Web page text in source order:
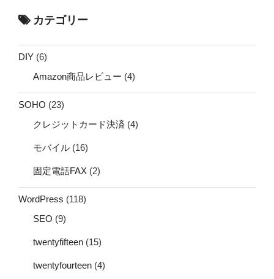
カテゴリー
DIY (6)
Amazon商品レビュー (4)
SOHO (23)
クレジットカード決済 (4)
モバイル (16)
固定電話FAX (2)
WordPress (118)
SEO (9)
twentyfifteen (15)
twentyfourteen (4)